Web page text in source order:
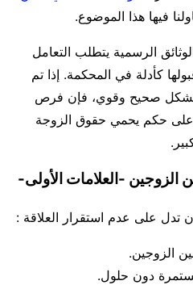
فيها هذا الموضوع.
الرسمية يتطلب التعامل
كأدلة في المحكمة. إذا تم
بشكل صحيح وقوي، فإن فرص
حكم يحمي حقوق الزوجة
الزوجين -العلامات الأولى-
تدل على عدم استقرار العلاقة :
الزوجين.
دون حلول.